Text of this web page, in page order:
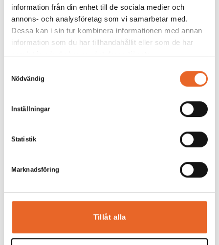
information från din enhet till de sociala medier och
annons- och analysföretag som vi samarbetar med.
Dessa kan i sin tur kombinera informationen med annan
information som du har tillhandahållit eller som de har
samlat in när du har använt deras tjänster.
Nödvändig
Inställningar
Statistik
Marknadsföring
Tillåt alla